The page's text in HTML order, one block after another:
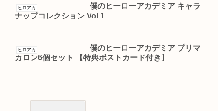
ヒロアカ
僕のヒーローアカデミア キャラ
ナップコレクション Vol.1
ヒロアカ
僕のヒーローアカデミア プリマ
カロン6個セット 【特典ポストカード付き】